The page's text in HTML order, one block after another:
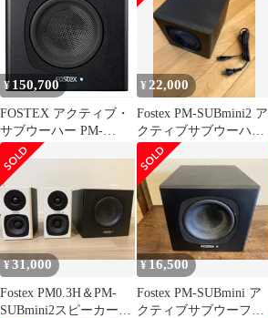
¥ 150,700
FOSTEX アクティブ・
サブウーハー PM-
SUBmini2
¥ 22,000
Fostex PM-SUBmini2 ア
クティブサブウーハー
本体
¥31,000
Fostex PM0.3H＆PM-
SUBmini2スピーカーサ
¥16,500
Fostex PM-SUBmini ア
クティブサブウーファ